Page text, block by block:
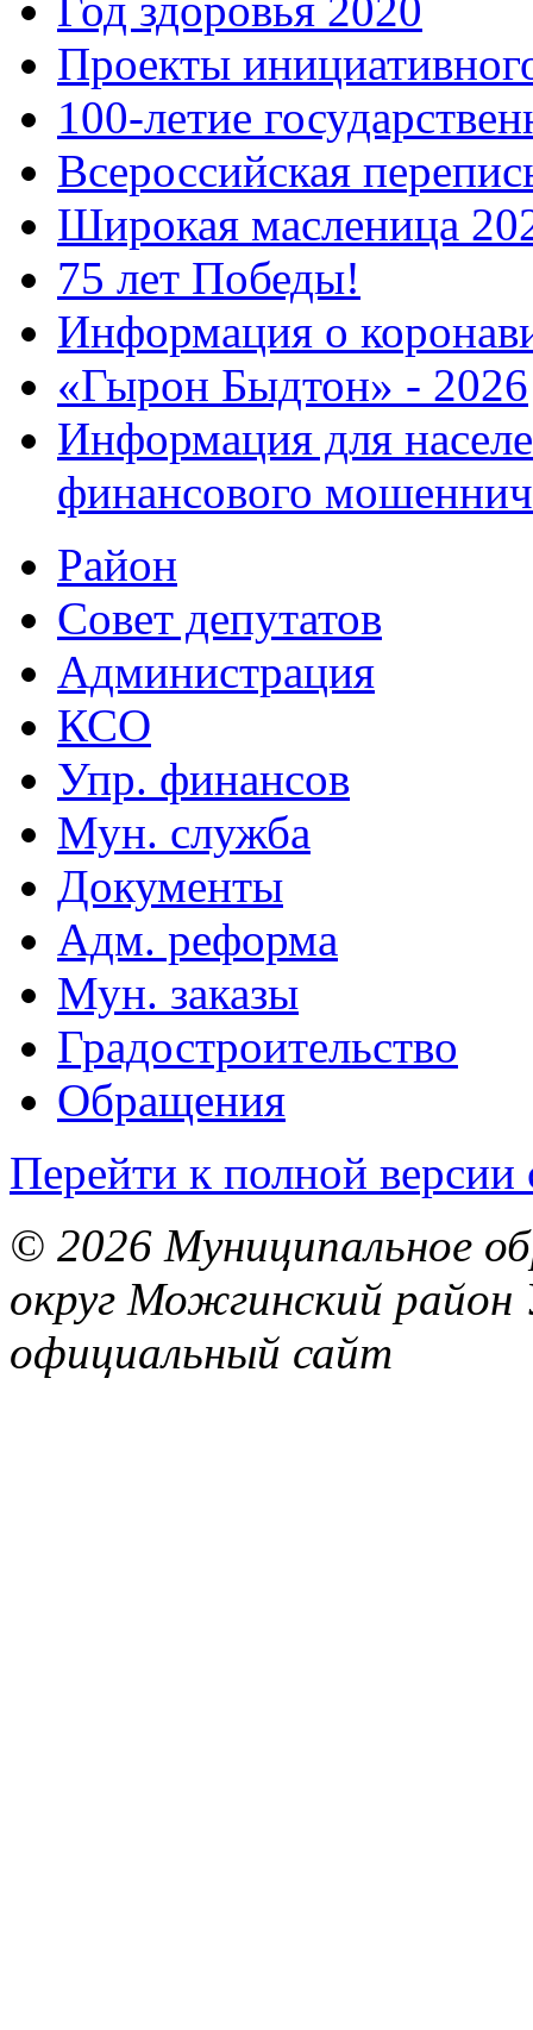
Проекты
100-летие
Всероссийская
Широкая масленица
75 лет Победы!
Информация о
«Гырон Быдтон» - 2026
Информация для
финансового
Район
Совет депутатов
Администрация
КСО
Упр. финансов
Мун. служба
Документы
Адм. реформа
Мун. заказы
Градостроительство
Обращения
Перейти к полной версии
© 2026 Муниципальное
округ Можгинский район
официальный сайт